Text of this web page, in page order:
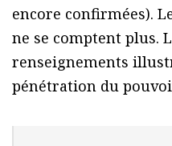
encore confirmées).
ne se comptent plus.
renseignements
pénétration du